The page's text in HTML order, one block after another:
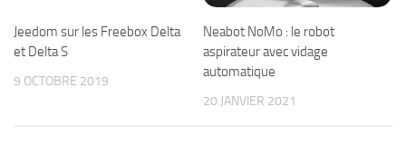
Jeedom sur les Freebox Delta
et Delta S
9 OCTOBRE 2019
Neabot NoMo : le robot
aspirateur avec vidage
automatique
20 JANVIER 2021